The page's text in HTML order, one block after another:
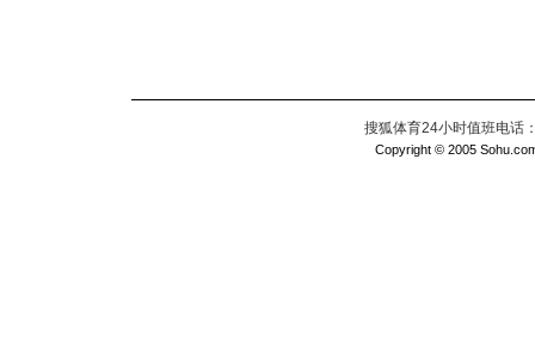
搜狐体育24小时值班电话
Copyright © 2005